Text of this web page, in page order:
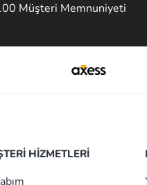
Müşteri Memnuniyeti
HİZMETLERİ